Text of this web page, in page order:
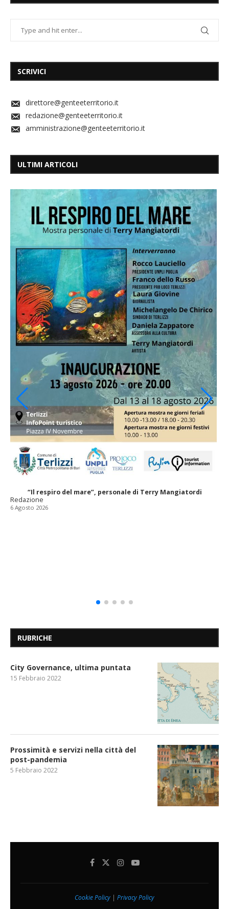
SCRIVICI
direttore@genteeterritorio.it
redazione@genteeterritorio.it
amministrazione@genteeterritorio.it
ULTIMI ARTICOLI
“Il respiro del mare”, personale di Terry Mangiatordi
Redazione
6 Agosto 2026
RUBRICHE
City Governance, ultima puntata
15 Febbraio 2022
Prossimità e servizi nella città del
post-pandemia
5 Febbraio 2022
Cookie Policy Privacy Policy